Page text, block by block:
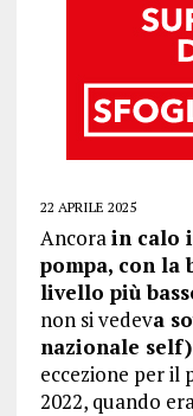
22 APRILE 2025
Ancorain calo
pompa, con la
livello più
non si vedeva
nazionale
eccezione per il
2022, quando